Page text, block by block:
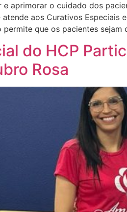
aprimorar o cuidado dos
aos Curativos
que os pacientes
do HCP
Rosa